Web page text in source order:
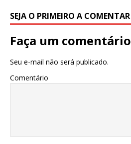
o
k
SEJA O PRIMEIRO A COMENTAR
Faça um comentário
Seu e-mail não será publicado.
Comentário